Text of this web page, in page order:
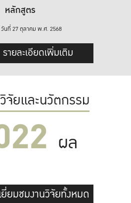
หลักสูตร
นที่ 27 ตุลาคม พ.ศ. 2568
รายละเอียดเพิ่มเติม
จัยและนวัตกรรม
ผล
ยี่ยมชมงานวิจัยทั้งหมด